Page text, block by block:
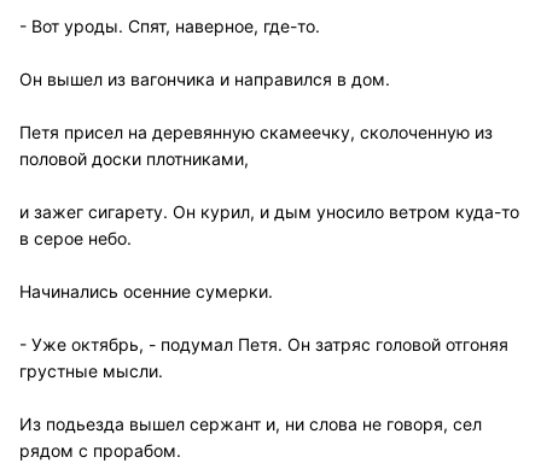
- Вот уроды. Спят, наверное, где-то.
Он вышел из вагончика и направился в дом.
Петя присел на деревянную скамеечку, сколоченную из
половой доски плотниками,
и зажег сигарету. Он курил, и дым уносило ветром куда-то
в серое небо.
Начинались осенние сумерки.
- Уже октябрь, - подумал Петя. Он затряс головой отгоняя
грустные мысли.
Из подьезда вышел сержант и, ни слова не говоря, сел
рядом с прорабом.